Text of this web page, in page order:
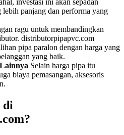
investasi ini akan sepadan
panjang dan performa yang
ragu untuk membandingkan
distributorpipapvc.com
pipa paralon dengan harga yang
yang baik.
Selain harga pipa itu
biaya pemasangan, aksesoris
di